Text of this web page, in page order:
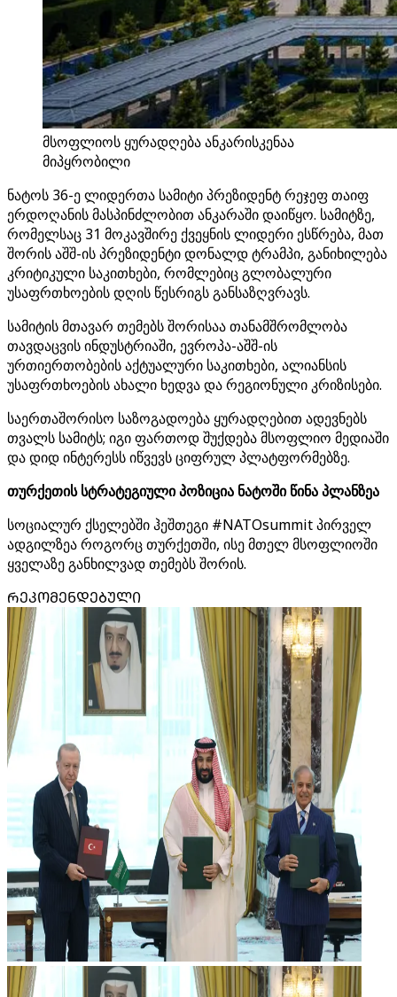
მსოფლიოს ყურადღება ანკარისკენაა
მიპყრობილი
ნატოს 36-ე ლიდერთა სამიტი პრეზიდენტ რეჯეფ თაიფ
ერდოღანის მასპინძლობით ანკარაში დაიწყო. სამიტზე,
რომელსაც 31 მოკავშირე ქვეყნის ლიდერი ესწრება, მათ
შორის აშშ-ის პრეზიდენტი დონალდ ტრამპი, განიხილება
კრიტიკული საკითხები, რომლებიც გლობალური
უსაფრთხოების დღის წესრიგს განსაზღვრავს.
სამიტის მთავარ თემებს შორისაა თანამშრომლობა
თავდაცვის ინდუსტრიაში, ევროპა-აშშ-ის
ურთიერთობების აქტუალური საკითხები, ალიანსის
უსაფრთხოების ახალი ხედვა და რეგიონული კრიზისები.
საერთაშორისო საზოგადოება ყურადღებით ადევნებს
თვალს სამიტს; იგი ფართოდ შუქდება მსოფლიო მედიაში
და დიდ ინტერესს იწვევს ციფრულ პლატფორმებზე.
თურქეთის სტრატეგიული პოზიცია ნატოში წინა პლანზეა
სოციალურ ქსელებში ჰეშთეგი #NATOsummit პირველ
ადგილზეა როგორც თურქეთში, ისე მთელ მსოფლიოში
ყველაზე განხილვად თემებს შორის.
ᲠᲔᲙᲝᲛᲔᲜᲓᲔᲑᲣᲚᲘ